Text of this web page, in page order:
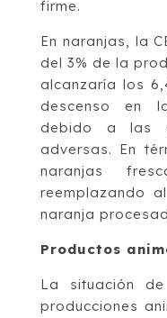
firme.
En naranjas, la
del 3% de la
alcanzaría los
descenso en
debido a las
adversas. En
naranjas
reemplazando
naranja
Productos
La situación
producciones